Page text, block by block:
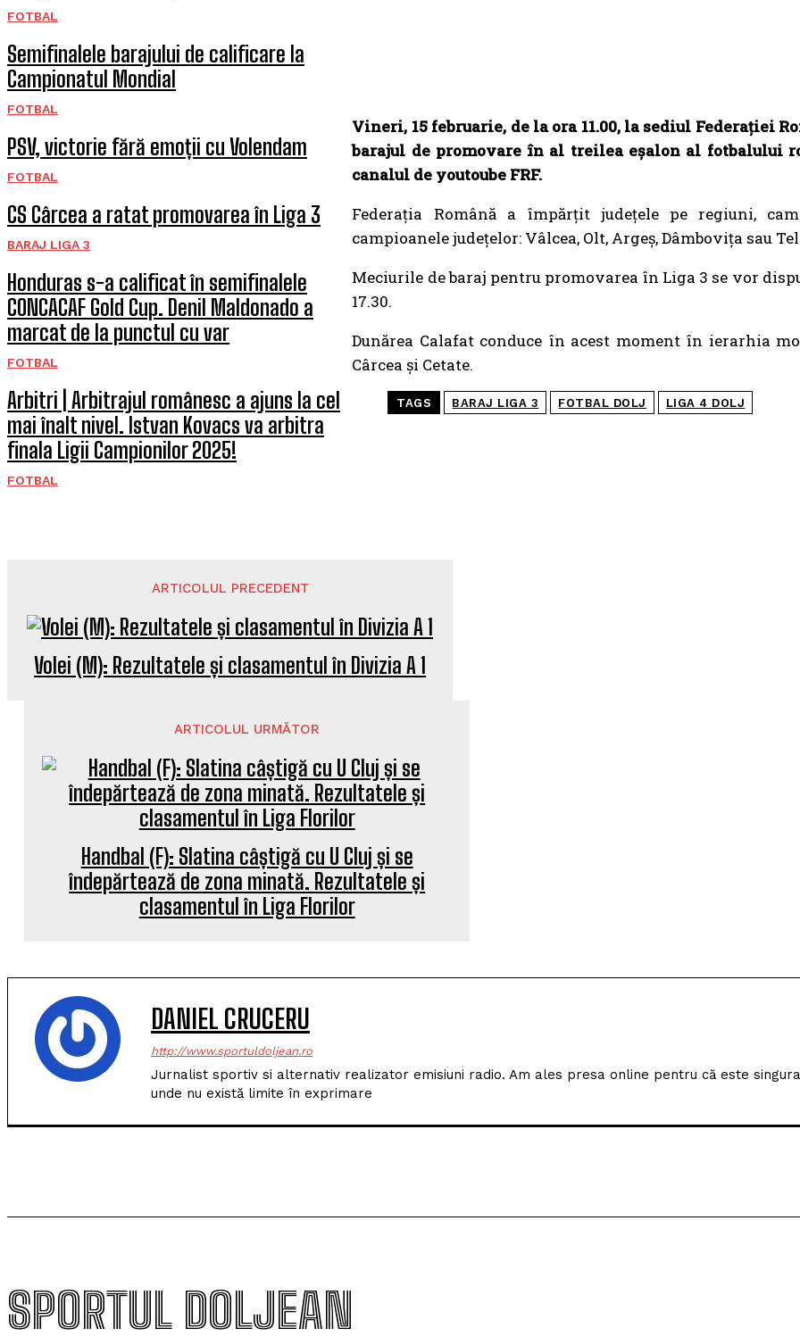
FOTBAL
Semifinalele barajului de calificare la
Campionatul Mondial
FOTBAL
PSV, victorie fără emoții cu Volendam
FOTBAL
CS Cârcea a ratat promovarea în Liga 3
BARAJ LIGA 3
Honduras s-a calificat în semifinalele
CONCACAF Gold Cup. Denil Maldonado a
marcat de la punctul cu var
FOTBAL
Arbitri | Arbitrajul românesc a ajuns la cel
mai înalt nivel. Istvan Kovacs va arbitra
finala Ligii Campionilor 2025!
FOTBAL
Vineri, 15 februarie, de la ora 11.00, la sediul Federației
barajul de promovare în al treilea eșalon al fotbalului
canalul de youtoube FRF.
Federația Română a împărțit județele pe regiuni,
campioanele județelor: Vâlcea, Olt, Argeș, Dâmbovița sau
Meciurile de baraj pentru promovarea în Liga 3 se vor
17.30.
Dunărea Calafat conduce în acest moment în ierarhia
Cârcea și Cetate.
TAGS BARAJ LIGA 3 FOTBAL DOLJ LIGA 4 DOLJ
ARTICOLUL PRECEDENT
Volei (M): Rezultatele și clasamentul în Divizia A 1
ARTICOLUL URMĂTOR
Handbal (F): Slatina câștigă cu U Cluj și se
îndepărtează de zona minată. Rezultatele și
clasamentul în Liga Florilor
DANIEL CRUCERU
http://www.sportuldoljean.ro
Jurnalist sportiv si alternativ realizator emisiuni radio. Am ales presa online pentru că este singura
unde nu există limite în exprimare
SPORTUL DOLJEAN